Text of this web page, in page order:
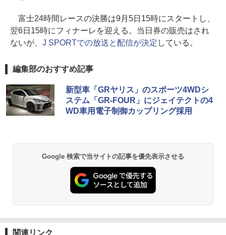
富士24時間レースの決勝は9月5日15時にスタートし、
翌6日15時にフィナーレを迎える。当日券の販売はされ
ないが、 J SPORTでの放送と配信が決定 している。
編集部のおすすめ記事
新型車「GRヤリス」のスポーツ4WDシ
ステム「GR-FOUR」にジェイテクトの4
WD車用電子制御カップリング採用
Google 検索で当サイトの記事を優先表示させる
関連リンク